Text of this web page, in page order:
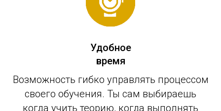
Удобное
время
Возможность гибко управлять процессом
своего обучения. Ты сам выбираешь
когда учить теорию, когда выполнять